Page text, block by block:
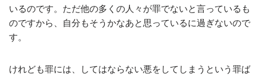
いるのです。ただ他の多くの人々が罪でないと言っているも
のですから、自分もそうかなあと思っているに過ぎないので
す。
けれども罪には、してはならない悪をしてしまうという罪ば